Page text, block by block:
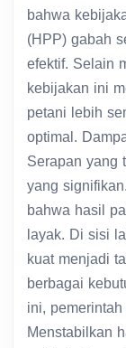
bahwa
(HPP) gabah
efektif. Selain
kebijakan ini
petani lebih
optimal.
Serapan yang
yang
bahwa hasil
layak. Di sisi
kuat menjadi
berbagai
ini,
Menstabilkan